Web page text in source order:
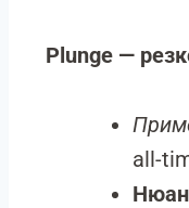
Plunge —
all-